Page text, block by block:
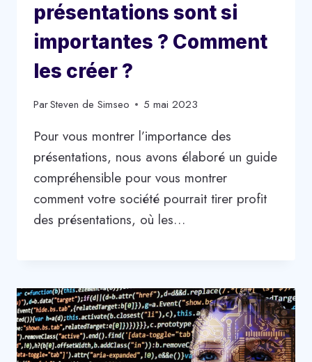
présentations sont si
importantes ? Comment
les créer ?
ParSteven de Simseo 5 mai 2023
Pour vous montrer l’importance des
présentations, nous avons élaboré un guide
compréhensible pour vous montrer
comment votre société pourrait tirer profit
des présentations, où les…